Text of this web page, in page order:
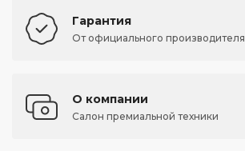
Гарантия
От официального производителя
О компании
Салон премиальной техники